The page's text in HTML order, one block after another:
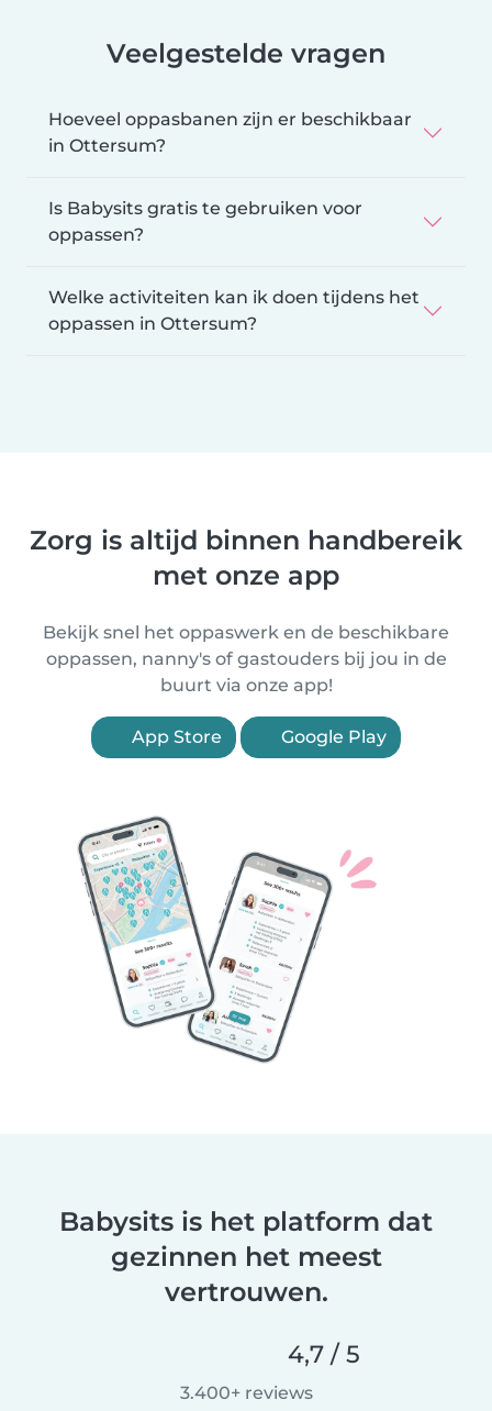
Veelgestelde vragen
Hoeveel oppasbanen zijn er beschikbaar
in Ottersum?
Is Babysits gratis te gebruiken voor
oppassen?
Welke activiteiten kan ik doen tijdens het
oppassen in Ottersum?
Zorg is altijd binnen handbereik
met onze app
Bekijk snel het oppaswerk en de beschikbare
oppassen, nanny's of gastouders bij jou in de
buurt via onze app!
App Store Google Play
Babysits is het platform dat
gezinnen het meest
vertrouwen.
4,7 / 5
3.400+ reviews